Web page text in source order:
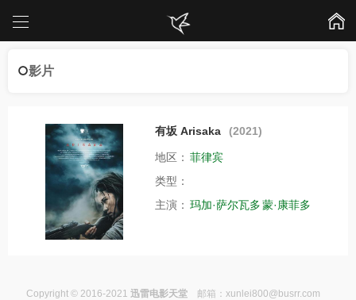
影片
有坂 Arisaka (2021)
地区： 菲律宾
类型：
主演： 玛加·萨尔瓦多蒙·康菲多
Copyright © 2016-2021 迅雷电影天堂 邮箱： xunlei800@busrr.com